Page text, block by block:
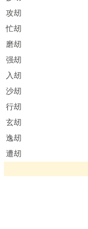
攻刼
忙刼
磨刼
强刼
入刼
沙刼
行刼
玄刼
逸刼
遭刼